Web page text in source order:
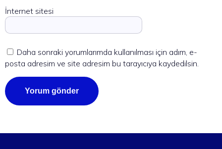
İnternet sitesi
Daha sonraki yorumlarımda kullanılması için adım, e-
posta adresim ve site adresim bu tarayıcıya kaydedilsin.